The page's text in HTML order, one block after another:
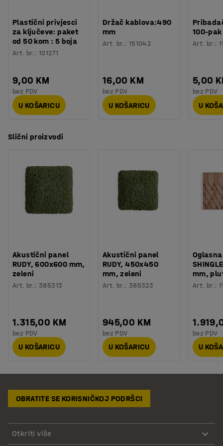
Plastični privjesci
za ključeve: paket
od 50 kom : 5 boja
Art. br.:101271
9,00 KM
bez PDV
U KOŠARICU
Držač kablova:490
mm
Art. br.: 151042
16,00 KM
bez PDV
U KOŠARICU
100-pak
Art. br.:
5,00
bez PDV
U
Slični proizvodi
Akustični panel
RUDY, 600x600 mm,
zeleni
Art. br.:385313
1.315,00 KM
bez PDV
U KOŠARICU
Akustični panel
RUDY, 450x450
mm, zeleni
Art. br.: 385323
945,00 KM
bez PDV
U KOŠARICU
mm,
Art. br.:
bez PDV
U
OBRATITE SE KORISNIČKOJ PODRŠCI
Otkriti više